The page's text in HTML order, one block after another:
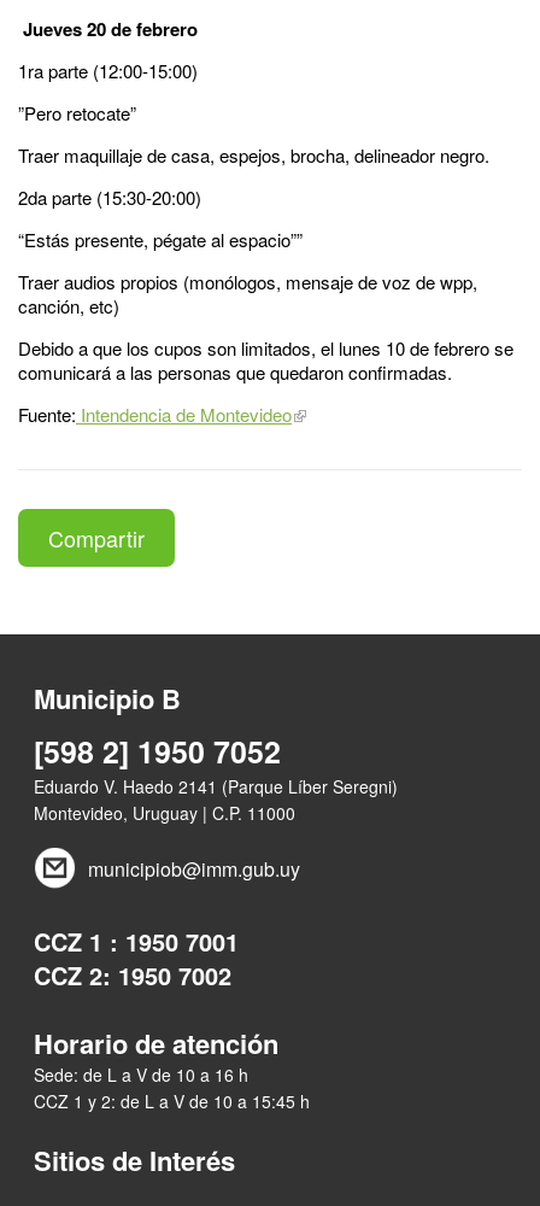
Jueves 20 de febrero
1ra parte (12:00-15:00)
”Pero retocate”
Traer maquillaje de casa, espejos, brocha, delineador negro.
2da parte (15:30-20:00)
“Estás presente, pégate al espacio””
Traer audios propios (monólogos, mensaje de voz de wpp,
canción, etc)
Debido a que los cupos son limitados, el lunes 10 de febrero se
comunicará a las personas que quedaron confirmadas.
Fuente: Intendencia de Montevideo
Compartir
Municipio B
[598 2] 1950 7052
Eduardo V. Haedo 2141 (Parque Líber Seregni)
Montevideo, Uruguay | C.P. 11000
municipiob@imm.gub.uy
CCZ 1 : 1950 7001
CCZ 2: 1950 7002
Horario de atención
Sede: de L a V de 10 a 16 h
CCZ 1 y 2: de L a V de 10 a 15:45 h
Sitios de Interés